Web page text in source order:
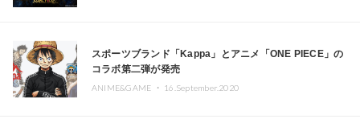
スポーツブランド「Kappa」とアニメ「ONE PIECE」の
コラボ第二弾が発売
ANIME&GAME ・ 16.September.2020